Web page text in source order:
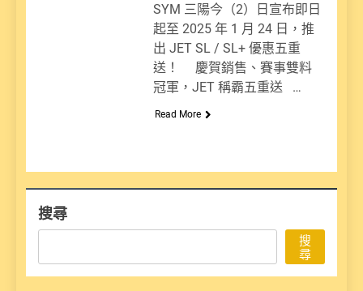
SYM 三陽今（2）日宣布即日
起至 2025 年 1 月 24 日，推
出 JET SL / SL+ 優惠五重
送！ 慶賀銷售、賽事雙料
冠軍，JET 稱霸五重送 …
Read More
搜尋
搜
尋